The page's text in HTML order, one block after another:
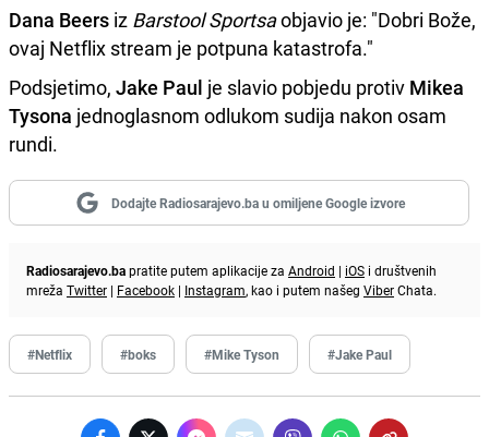
Dana Beers iz Barstool Sportsaobjavio je: "Dobri Bože,
ovaj Netflix stream je potpuna katastrofa."
Podsjetimo, Jake Paul je slavio pobjedu protiv Mikea
Tysona jednoglasnom odlukom sudija nakon osam
rundi.
Dodajte Radiosarajevo.ba u omiljene Google izvore
Radiosarajevo.bapratite putem aplikacije za Android | iOS i društvenih
mreža Twitter | Facebook | Instagram, kao i putem našeg ViberChata.
#Netflix #boks #Mike Tyson #Jake Paul